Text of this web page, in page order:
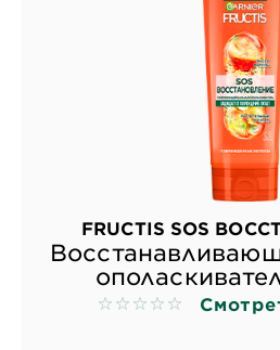
FRUCTIS SOS
No reviews